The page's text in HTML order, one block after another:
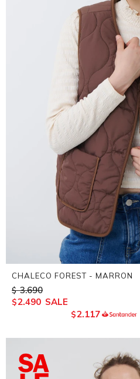
CHALECO FOREST - MARRON
$ 3.690
$2.490
$2.117